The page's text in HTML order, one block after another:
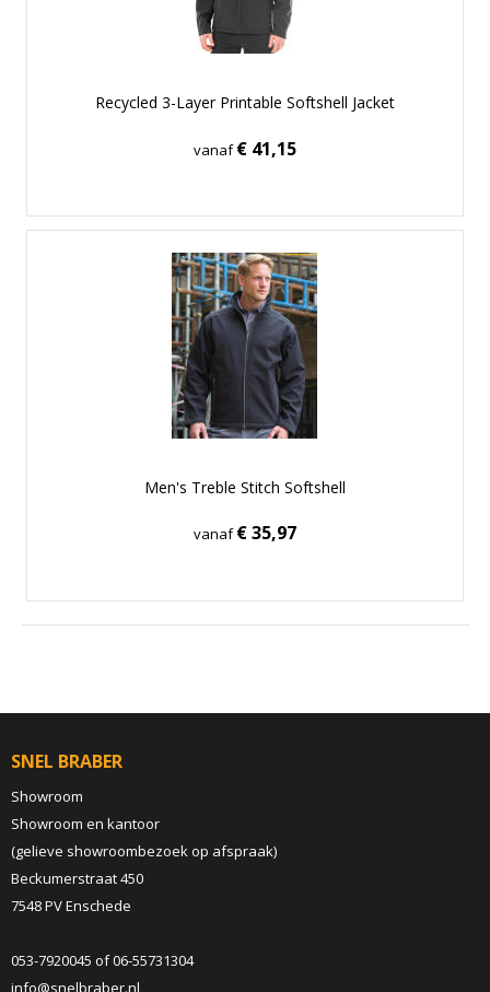
Recycled 3-Layer Printable Softshell Jacket
vanaf€ 41,15
Men's Treble Stitch Softshell
vanaf€ 35,97
SNEL BRABER
Showroom
Showroom en kantoor
(gelieve showroombezoek op afspraak)
Beckumerstraat 450
7548 PV Enschede
053-7920045 of 06-55731304
info@snelbraber.nl